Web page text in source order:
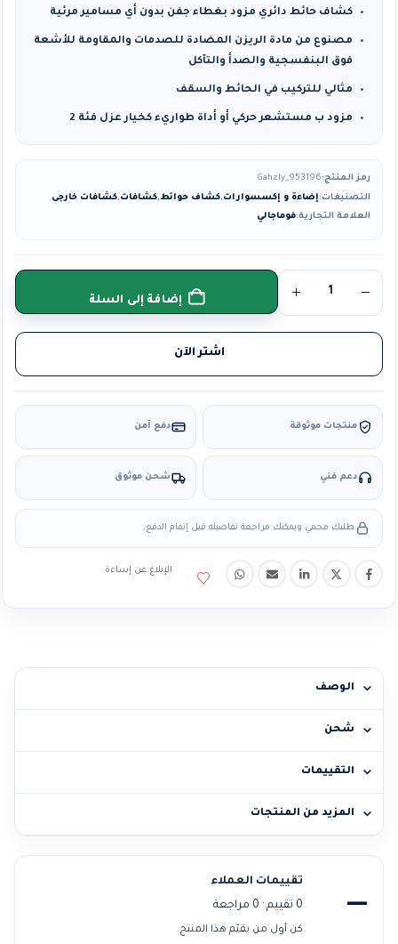
كشاف حائط دائري مزود بغطاء جفن بدون أي مسامير مرئية
مصنوع من مادة الريزن المضادة للصدمات والمقاومة للأشعة
فوق البنفسجية والصدأ والتآكل
مثالي للتركيب في الحائط والسقف
مزود ب مستشعر حركي أو أداة طواريء كخيار عزل فئة 2
رمز المنتج:Gahzly_953196
التصنيفات:إضاءة و إكسسوارات,كشاف حوائط,كشافات,كشافات خارجى
العلامة التجارية:فوماجالي
إضافة إلى السلة
اشتر الآن
منتجات موثوقة دفع آمن
دعم فني شحن موثوق
طلبك محمي ويمكنك مراجعة تفاصيله قبل إتمام الدفع.
الإبلاغ عن إساءة
الوصف
شحن
التقييمات
المزيد من المنتجات
—
تقييمات العملاء
0 تقييم · 0 مراجعة
كن أول من يقيّم هذا المنتج.